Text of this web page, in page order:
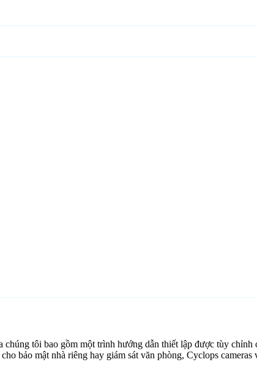
tôi bao gồm một trình hướng dẫn thiết lập được tùy
bảo mật nhà riêng hay giám sát văn phòng, Cyclops